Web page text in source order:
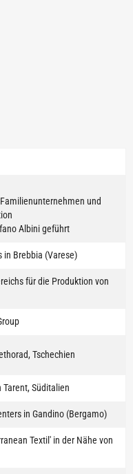
und
Albini geführt
in Brebbia (Varese)
für die Produktion von
Tschechien
Süditalien
in Gandino (Bergamo)
Textil' in der Nähe von